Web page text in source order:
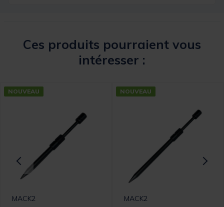
Ces produits pourraient vous
intéresser :
NOUVEAU
MACK2
NOUVEAU
MACK2